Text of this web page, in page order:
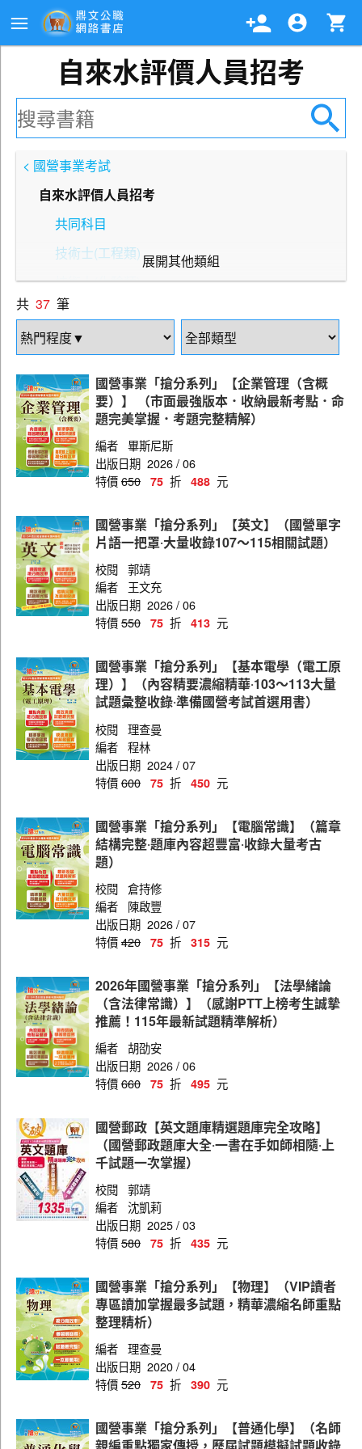
自來水評價人員招考
< 國營事業考試
自來水評價人員招考
共同科目
技術士(工程類)
技術士(化驗類)
技術士(裝修類)
技術士(操作類甲)
營運士(行政類)
營運士(行政類地政)
營運士(抄表類)
營運士(業務類)
展開其他類組
共 37 筆
國營事業「搶分系列」【企業管理（含概
要）】 （市面最強版本．收納最新考點．命
題完美掌握．考題完整精解）
編者 畢斯尼斯
出版日期 2026 / 06
特價650 75 折 488 元
國營事業「搶分系列」【英文】（國營單字
片語一把罩‧大量收錄107～115相關試題）
校閱 郭靖
編者
王文充
出版日期 2026 / 06
特價550 75 折 413 元
國營事業「搶分系列」【基本電學（電工原
理）】（內容精要濃縮精華‧103～113大量
試題彙整收錄‧準備國營考試首選用書）
校閱 理查曼
編者 程林
出版日期 2024 / 07
特價600 75 折 450 元
國營事業「搶分系列」【電腦常識】（篇章
結構完整‧題庫內容超豐富‧收錄大量考古
題）
校閱 倉持修
編者
陳啟豐
出版日期 2026 / 07
特價420 75 折 315 元
2026年國營事業「搶分系列」【法學緒論
（含法律常識）】（感謝PTT上榜考生誠摯
推薦！115年最新試題精準解析）
編者 胡劭安
出版日期 2026 / 06
特價660 75 折 495 元
國營郵政【英文題庫精選題庫完全攻略】
（國營郵政題庫大全‧一書在手如師相隨‧上
千試題一次掌握）
校閱 郭靖
編者 沈凱莉
出版日期 2025 / 03
特價580 75 折 435 元
國營事業「搶分系列」【物理】（VIP讀者
專區讀加掌握最多試題，精華濃縮名師重點
整理精析）
編者 理查曼
出版日期 2020 / 04
特價520 75 折 390 元
國營事業「搶分系列」【普通化學】（名師